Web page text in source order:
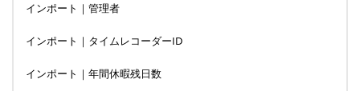
インポート｜管理者
インポート｜タイムレコーダーID
インポート｜年間休暇残日数